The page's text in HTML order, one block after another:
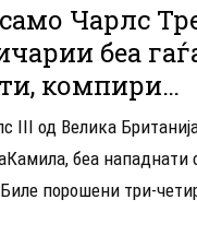
Чарлс
беа
компири…
III од Велика
беа нападнати
порошени три-